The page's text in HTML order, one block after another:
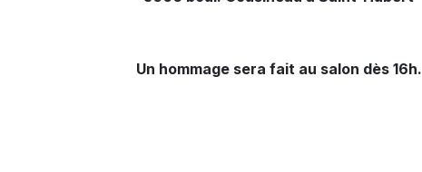
Un hommage sera fait au salon dès 16h.